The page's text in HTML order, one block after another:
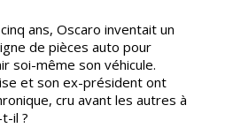
ans, Oscaro inventait un
de pièces auto pour
soi-même son véhicule.
et son ex-président ont
cru avant les autres à
il ?